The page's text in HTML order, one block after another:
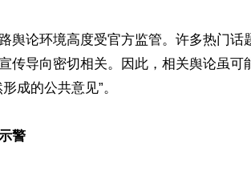
舆论环境高度受官方监管。许多热门话
传导向密切相关。因此，相关舆论虽可
成的公共意见”。
警